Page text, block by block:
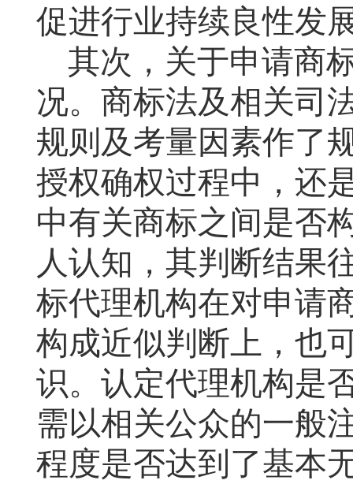
促进行业持续良性发
其次，关于申请商
况。商标法及相关司
规则及考量因素作了
授权确权过程中，还
中有关商标之间是否
人认知，其判断结果
标代理机构在对申请
构成近似判断上，也
识。认定代理机构是
需以相关公众的一般
程度是否达到了基本